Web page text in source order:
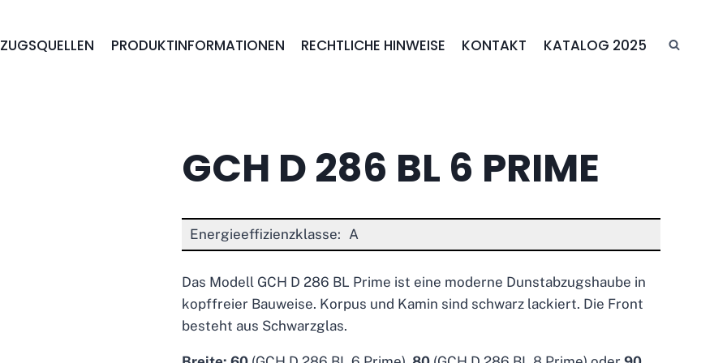
PRODUKTINFORMATIONEN RECHTLICHE HINWEISE KONTAKT KATALOG 2025
GCH D 286 BL 6 PRIME
Energieeffizienzklasse: A
Das Modell GCH D 286 BL Prime ist eine moderne Dunstabzugshaube in
kopffreier Bauweise. Korpus und Kamin sind schwarz lackiert. Die Front
besteht aus Schwarzglas.